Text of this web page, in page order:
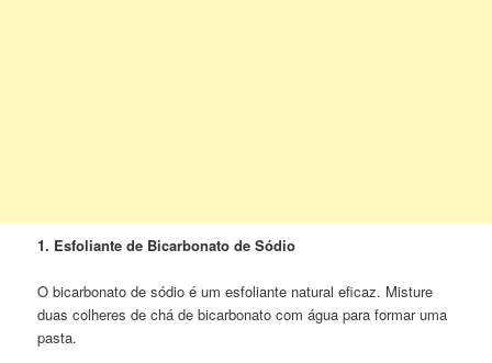
1. Esfoliante de Bicarbonato de Sódio
O bicarbonato de sódio é um esfoliante natural eficaz. Misture
duas colheres de chá de bicarbonato com água para formar uma
pasta.